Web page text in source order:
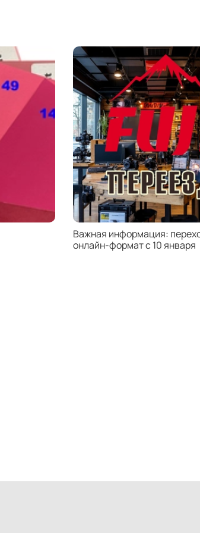
Важная информация:
онлайн-формат с 10 января